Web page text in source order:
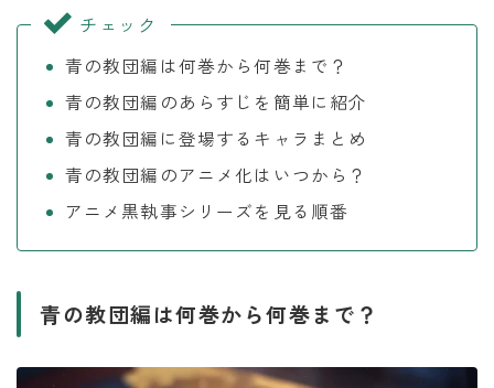
チェック
青の教団編は何巻から何巻まで？
青の教団編のあらすじを簡単に紹介
青の教団編に登場するキャラまとめ
青の教団編のアニメ化はいつから？
アニメ黒執事シリーズを見る順番
青の教団編は何巻から何巻まで？